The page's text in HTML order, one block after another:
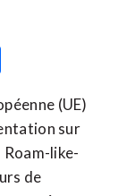
(UE)
sur
Roam-like-
de